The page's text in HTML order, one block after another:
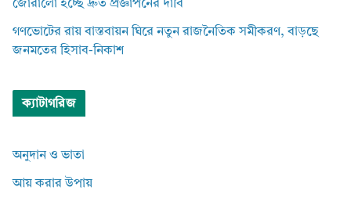
জোরালো হচ্ছে দ্রুত প্রজ্ঞাপনের দাবি
গণভোটের রায় বাস্তবায়ন ঘিরে নতুন রাজনৈতিক সমীকরণ, বাড়ছে
জনমতের হিসাব-নিকাশ
ক্যাটাগরিজ
অনুদান ও ভাতা
আয় করার উপায়